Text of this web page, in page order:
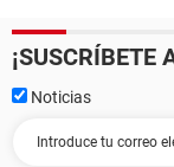
¡SUSCRÍBETE
Noticias